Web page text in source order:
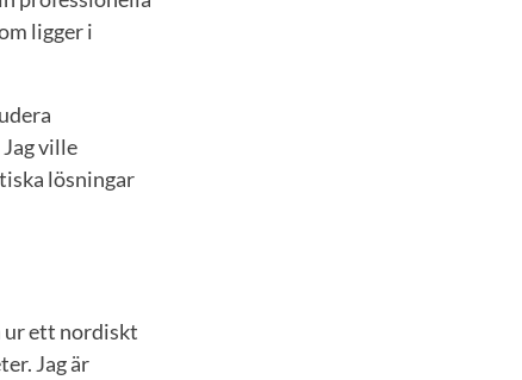
ligger i
ville
lösningar
ur ett nordiskt
Jag är